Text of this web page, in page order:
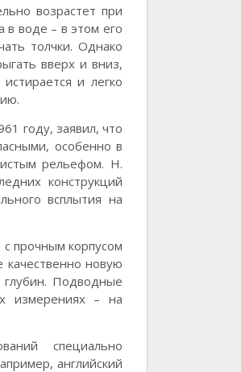
возрастет при
в воде – в этом его
толчки. Однако
вверх и вниз,
и легко
году, заявил, что
особенно в
рельефом. Н.
конструкций
всплытия на
прочным корпусом
новую
глубин. Подводные
измерениях – на
специально
английский